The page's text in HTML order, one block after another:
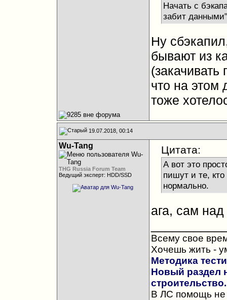
Начать с
забит данными"
Ну
бывают из
что на этом
тоже
19.07.2018, 00:14
Wu-Tang
THG Russia Forum Team
Ведущий эксперт: HDD/SSD
Цитата:
А вот это
пишут и те,
нормально.
ага, сам
Всему свое
Хочешь жить -
Методика
Новый раздел
строительство.
В ЛС помощь не